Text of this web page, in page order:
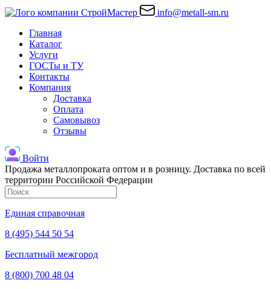
info@metall-sm.ru
Главная
Каталог
Услуги
ГОСТы и ТУ
Контакты
Компания
Доставка
Оплата
Самовывоз
Отзывы
Войти
Продажа металлопроката оптом и в розницу. Доставка по всей
территории Российской Федерации
Единая справочная
8 (495) 544 50 54
Бесплатный межгород
8 (800) 700 48 04